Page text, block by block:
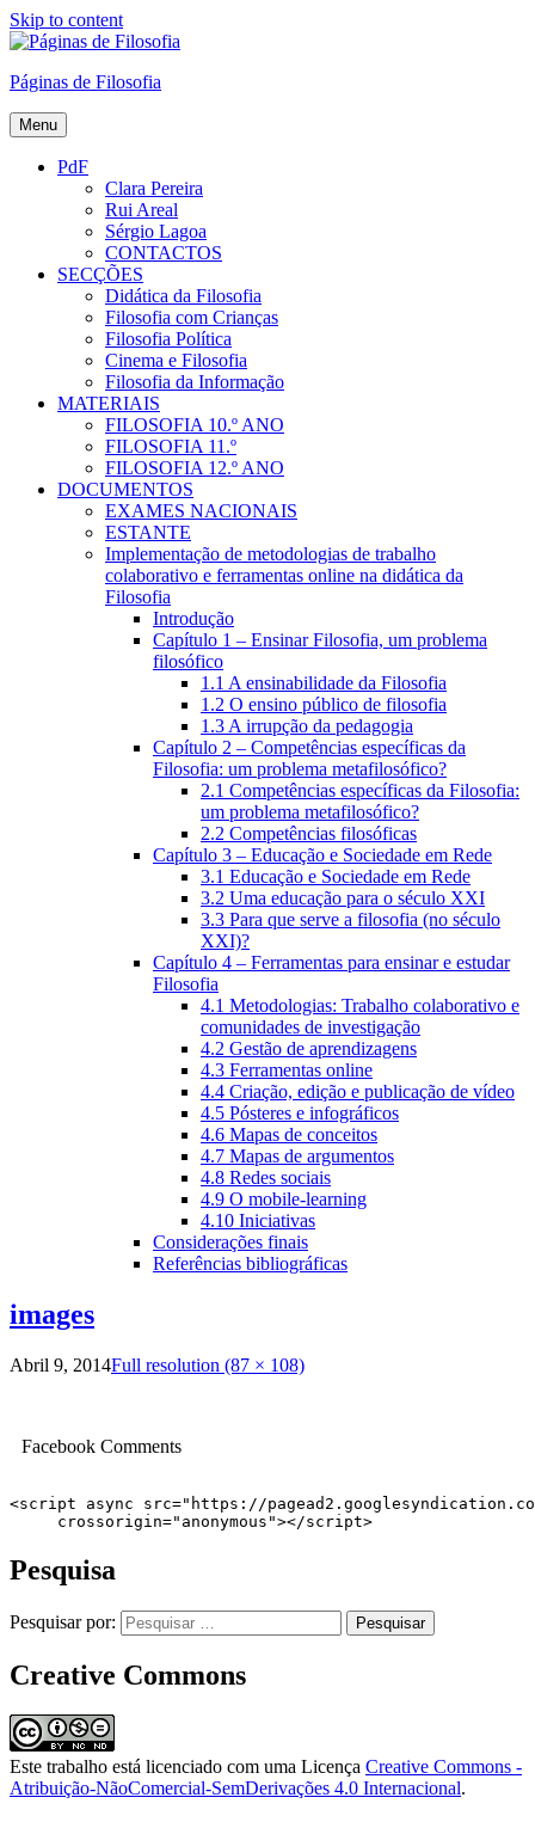
Skip to content
Páginas de Filosofia
Menu
PdF
Clara Pereira
Rui Areal
Sérgio Lagoa
CONTACTOS
SECÇÕES
Didática da Filosofia
Filosofia com Crianças
Filosofia Política
Cinema e Filosofia
Filosofia da Informação
MATERIAIS
FILOSOFIA 10.º ANO
FILOSOFIA 11.º
FILOSOFIA 12.º ANO
DOCUMENTOS
EXAMES NACIONAIS
ESTANTE
Implementação de metodologias de trabalho
colaborativo e ferramentas online na didática da
Filosofia
Introdução
Capítulo 1 – Ensinar Filosofia, um problema
filosófico
1.1 A ensinabilidade da Filosofia
1.2 O ensino público de filosofia
1.3 A irrupção da pedagogia
Capítulo 2 – Competências específicas da
Filosofia: um problema metafilosófico?
2.1 Competências específicas da Filosofia:
um problema metafilosófico?
2.2 Competências filosóficas
Capítulo 3 – Educação e Sociedade em Rede
3.1 Educação e Sociedade em Rede
3.2 Uma educação para o século XXI
3.3 Para que serve a filosofia (no século
XXI)?
Capítulo 4 – Ferramentas para ensinar e estudar
Filosofia
4.1 Metodologias: Trabalho colaborativo e
comunidades de investigação
4.2 Gestão de aprendizagens
4.3 Ferramentas online
4.4 Criação, edição e publicação de vídeo
4.5 Pósteres e infográficos
4.6 Mapas de conceitos
4.7 Mapas de argumentos
4.8 Redes sociais
4.9 O mobile-learning
4.10 Iniciativas
Considerações finais
Referências bibliográficas
images
Abril 9, 2014Full resolution (87 × 108)
Facebook Comments
<script async src="https://
     crossorigin="anonymous"></script>
Pesquisa
Pesquisar por:
Creative Commons
Este trabalho está licenciado com uma Licença Creative Commons -
Atribuição-NãoComercial-SemDerivações 4.0 Internacional.